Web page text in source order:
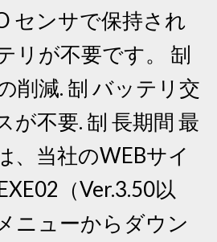
センサで保持され
リが不要です。 㓡
削減. 㓡 バッテリ交
が不要. 㓡 長期間 最
、当社のWEBサイ
（Ver.3.50以
ニューからダウン